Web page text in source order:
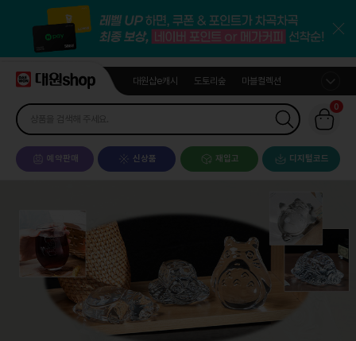
대원샵e캐시 도토리숲 마블컬렉션
0
예약판매 신상품 재입고 디지털코드